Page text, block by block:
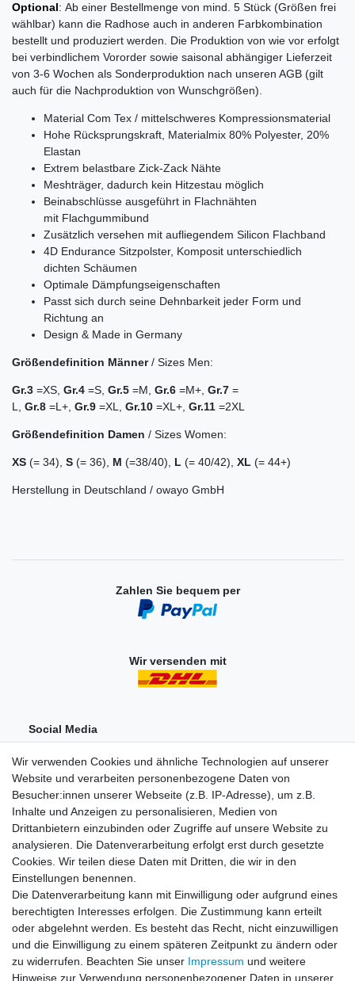
Optional: Ab einer Bestellmenge von mind. 5 Stück (Größen frei
wählbar) kann die Radhose auch in anderen Farbkombination
bestellt und produziert werden. Die Produktion von wie vor erfolgt
bei verbindlichem Vororder sowie saisonal abhängiger Lieferzeit
von 3-6 Wochen als Sonderproduktion nach unseren AGB (gilt
auch für die Nachproduktion von Wunschgrößen).
Material Com Tex / mittelschweres Kompressionsmaterial
Hohe Rücksprungskraft, Materialmix 80% Polyester, 20%
Elastan
Extrem belastbare Zick-Zack Nähte
Meshträger, dadurch kein Hitzestau möglich
Beinabschlüsse ausgeführt in Flachnähten
mit Flachgummibund
Zusätzlich versehen mit aufliegendem Silicon Flachband
4D Endurance Sitzpolster, Komposit unterschiedlich
dichten Schäumen
Optimale Dämpfungseigenschaften
Passt sich durch seine Dehnbarkeit jeder Form und
Richtung an
Design & Made in Germany
Größendefinition Männer/ Sizes Men:
Gr.3 =XS, Gr.4 =S, Gr.5 =M, Gr.6 =M+, Gr.7 =
L, Gr.8 =L+, Gr.9 =XL, Gr.10 =XL+, Gr.11 =2XL
Größendefinition Damen / Sizes Women:
XS (= 34), S (= 36), M (=38/40), L (= 40/42), XL (= 44+)
Herstellung in Deutschland / owayo GmbH
Zahlen Sie bequem per
Wir versenden mit
Social Media
Einkaufen
Zahlungsarten
Versandarten & -kosten
Widerrufsrecht
Zum Online-Widerruf
Wir verwenden Cookies und ähnliche Technologien auf unserer
Website und verarbeiten personenbezogene Daten von
Besucher:innen unserer Webseite (z.B. IP-Adresse), um z.B.
Inhalte und Anzeigen zu personalisieren, Medien von
Drittanbietern einzubinden oder Zugriffe auf unsere Website zu
analysieren. Die Datenverarbeitung erfolgt erst durch gesetzte
Cookies. Wir teilen diese Daten mit Dritten, die wir in den
Einstellungen benennen.
Die Datenverarbeitung kann mit Einwilligung oder aufgrund eines
berechtigten Interesses erfolgen. Die Zustimmung kann erteilt
oder abgelehnt werden. Es besteht das Recht, nicht einzuwilligen
und die Einwilligung zu einem späteren Zeitpunkt zu ändern oder
zu widerrufen. Beachten Sie unser Impressum und weitere
Hinweise zur Verwendung personenbezogener Daten in unserer